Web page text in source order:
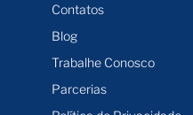
Contatos
Blog
Trabalhe Conosco
Parcerias